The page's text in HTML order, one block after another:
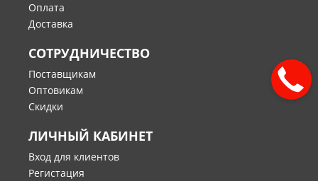
Оплата
Доставка
СОТРУДНИЧЕСТВО
Поставщикам
Оптовикам
Скидки
ЛИЧНЫЙ КАБИНЕТ
Вход для клиентов
Регистация